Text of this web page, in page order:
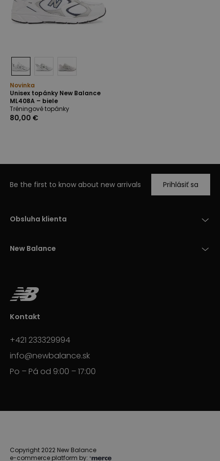
Novinka
Unisex topánky New Balance
ML408A – biele
Tréningové topánky
80,00 €
Be the first to know about new arrivals Prihlásiť sa
Obsluha klienta
New Balance
Kontakt
+421 233329994
info@newbalance.sk
Po – Pá od 9:00 – 17:00
Copyright 2022 New Balance
e-commerce platform by: